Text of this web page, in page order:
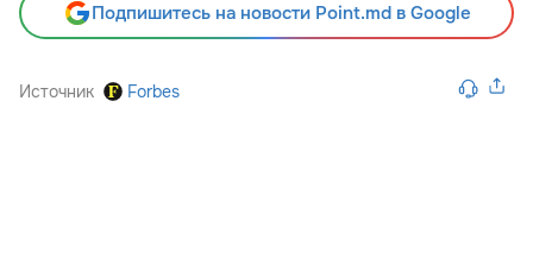
Подпишитесь на новости Point.md в Google
Источник Forbes